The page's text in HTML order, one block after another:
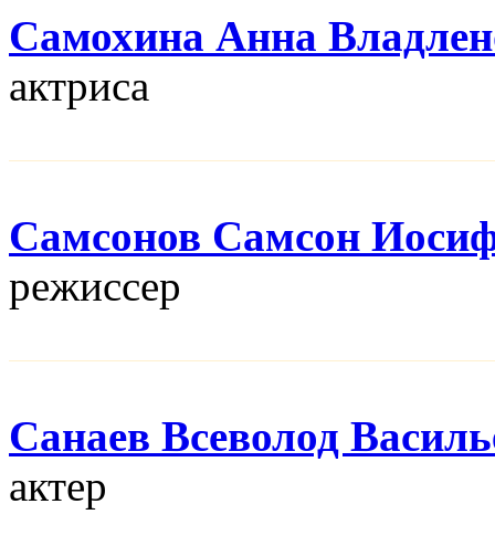
Самохина Анна
актриса
Самсонов Самсон
режисcер
Санаев Всеволод
актер